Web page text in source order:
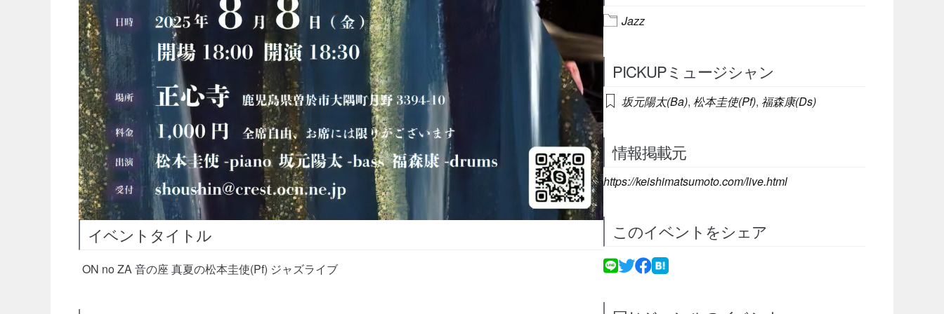
イベントタイトル
ON no ZA 音の座 真夏の松本圭使(Pf) ジャズライブ
Jazz
PICKUPミュージシャン
坂元陽太(Ba), 松本圭使(Pf), 福森康(Ds)
情報掲載元
https://keishimatsumoto.com/live.html
このイベントをシェア